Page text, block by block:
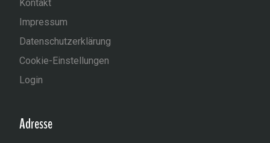
Kontakt
Impressum
Datenschutzerklärung
Cookie-Einstellungen
Login
Adresse